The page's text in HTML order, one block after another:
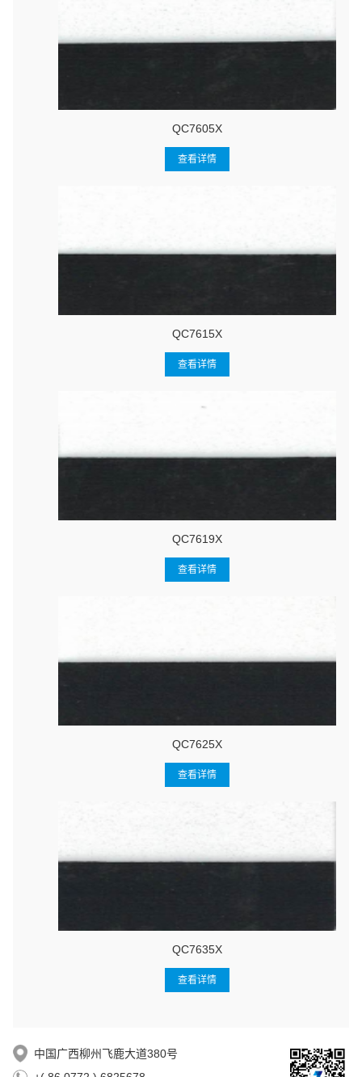
QC7605X
查看详情
QC7615X
查看详情
QC7619X
查看详情
QC7625X
查看详情
QC7635X
查看详情
中国广西柳州飞鹿大道380号